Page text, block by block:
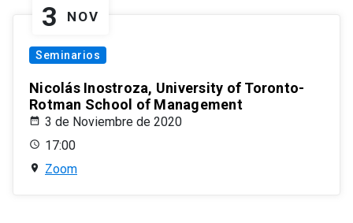
3 NOV
Seminarios
Nicolás Inostroza, University of Toronto-
Rotman School of Management
3 de Noviembre de 2020
17:00
Zoom